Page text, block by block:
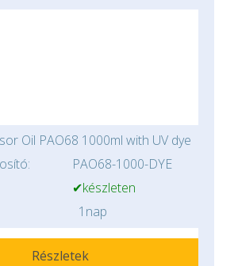
Oil PAO68 1000ml with UV dye
PAO68-1000-DYE
✔készleten
1nap
Részletek